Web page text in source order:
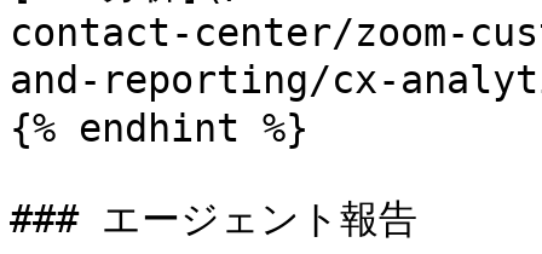
contact-center/zoom-
and-reporting/cx-
{% endhint %}
### エージェント報告